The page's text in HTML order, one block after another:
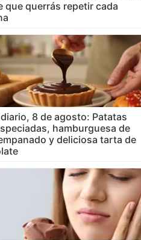
que querrás repetir cada
8 de agosto: Patatas
hamburguesa de
y deliciosa tarta de